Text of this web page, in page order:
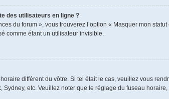
des utilisateurs en ligne ?
du forum », vous trouverez l’option « Masquer mon
comme étant un utilisateur invisible.
différent du vôtre. Si tel était le cas, veuillez vous
etc. Veuillez noter que le réglage du fuseau